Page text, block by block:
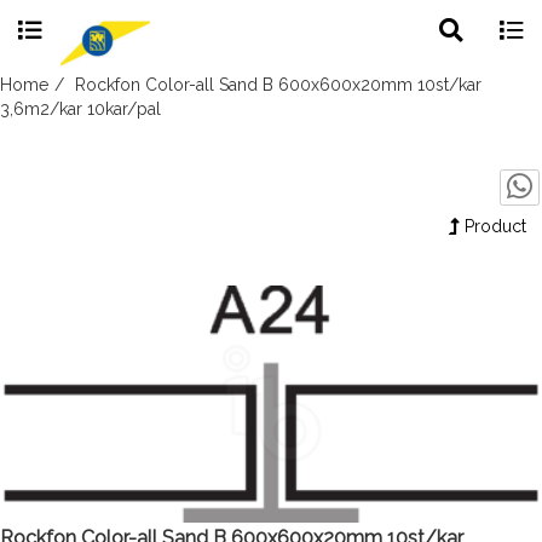
Skip
to
search
Home
Rockfon Color-all Sand B 600x600x20mm 10st/kar
3,6m2/kar 10kar/pal
Product